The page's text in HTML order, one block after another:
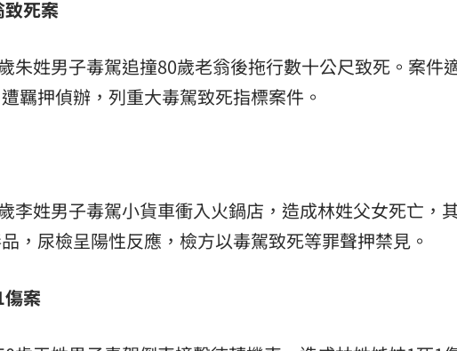
死案
朱姓男子毒駕追撞80歲老翁後拖行數十公尺致死。案件
羈押偵辦，列重大毒駕致死指標案件。
李姓男子毒駕小貨車衝入火鍋店，造成林姓父女死亡，
，尿檢呈陽性反應，檢方以毒駕致死等罪聲押禁見。
傷案